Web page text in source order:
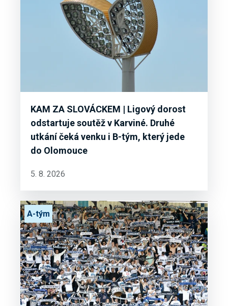
KAM ZA SLOVÁCKEM | Ligový dorost
odstartuje soutěž v Karviné. Druhé
utkání čeká venku i B-tým, který jede
do Olomouce
5. 8. 2026
A-tým